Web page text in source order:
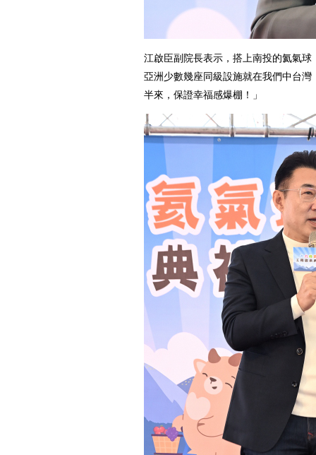
江啟臣副院長表示，搭上南投的氦氣
亞洲少數幾座同級設施就在我們中台
半來，保證幸福感爆棚！」